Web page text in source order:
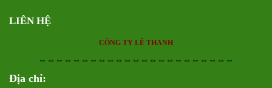
LIÊN HỆ
CÔNG TY LÊ THANH
⇔⇔⇔⇔⇔⇔⇔⇔⇔⇔⇔⇔⇔⇔⇔⇔⇔⇔⇔⇔⇔⇔⇔
Địa chỉ: